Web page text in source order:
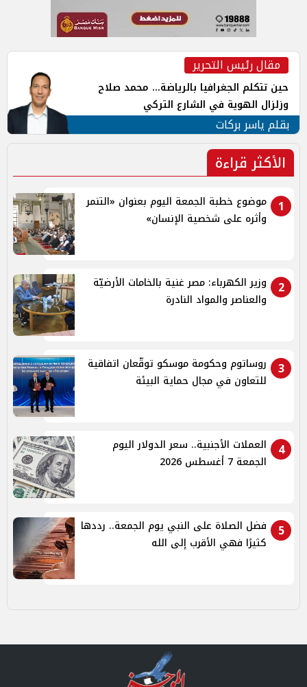
مقال رئيس التحرير
حين تتكلم الجغرافيا بالرياضة... محمد صلاح
وزلزال الهوية في الشارع التركي
بقلم ياسر بركات
الأكثر قراءة
1
موضوع خطبة الجمعة اليوم بعنوان «التنمر
وأثره على شخصية الإنسان»
2
وزير الكهرباء: مصر غنية بالخامات الأرضيّة
والعناصر والمواد النادرة
3
روساتوم وحكومة موسكو توقّعان اتفاقية
للتعاون في مجال حماية البيئة
4
العملات الأجنبية.. سعر الدولار اليوم
الجمعة 7 أغسطس 2026
5
فضل الصلاة على النبي يوم الجمعة.. رددها
كثيرًا فهي الأقرب إلى الله